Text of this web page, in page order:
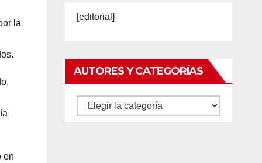
la
en
[editorial]
AUTORES Y CATEGORÍAS
Autores